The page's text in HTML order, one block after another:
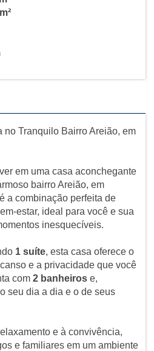
no Tranquilo Bairro Areião, em
em uma casa aconchegante
bairro Areião, em
a combinação perfeita de
estar, ideal para você e sua
inesquecíveis.
1 suíte, esta casa oferece o
e a privacidade que você
com 2 banheirose,
seu dia a dia e o de seus
e à convivência,
e familiares em um ambiente